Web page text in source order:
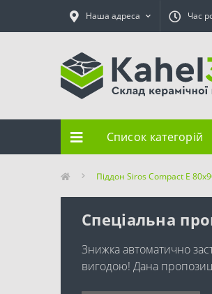
Наша адреса Час
Список категорій
Піддон Siros Compact E
Спеціальна
Знижка автоматично
вигодою! Дана